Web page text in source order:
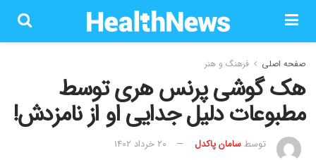
صفحه اصلی فرهنگ و هنر
هک گوشی پرنس هری توسط
مطبوعات دلیل جدایی او از نامزدش!
توسطسامان پاکدل
۲۰ خرداد ۱۴۰۲